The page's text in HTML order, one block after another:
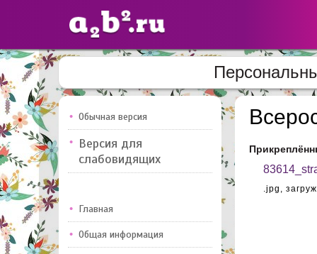
Сайты
педагогов
Добавлено — 10947
Обычная версия
Версия для
слабовидящих
Главная
Общая информация
.jpg,